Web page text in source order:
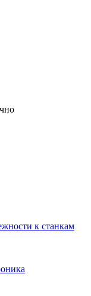
к станкам